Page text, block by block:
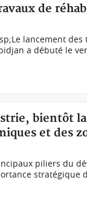
de
lancement
a débuté le
bientôt
et des
piliers du
stratégique